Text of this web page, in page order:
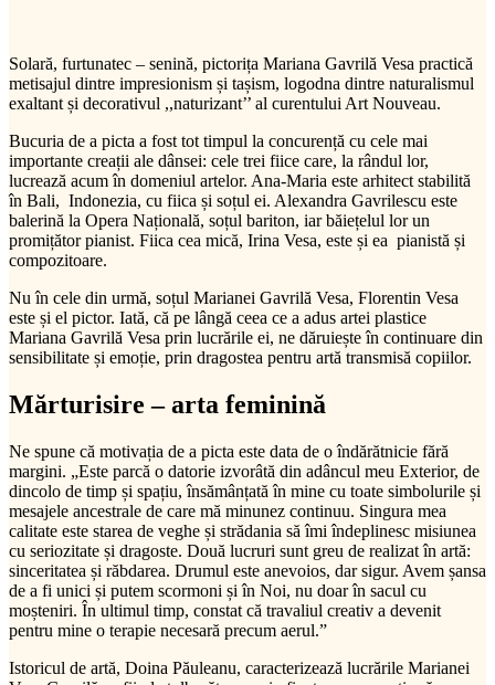
Solară, furtunatec – senină, pictorița Mariana Gavrilă Vesa practică
metisajul dintre impresionism și tașism, logodna dintre naturalismul
exaltant și decorativul ,,naturizant’’ al curentului Art Nouveau.
Bucuria de a picta a fost tot timpul la concurență cu cele mai
importante creații ale dânsei: cele trei fiice care, la rândul lor,
lucrează acum în domeniul artelor. Ana-Maria este arhitect stabilită
în Bali, Indonezia, cu fiica și soțul ei. Alexandra Gavrilescu este
balerină la Opera Națională, soțul bariton, iar băiețelul lor un
promițător pianist. Fiica cea mică, Irina Vesa, este și ea pianistă și
compozitoare.
Nu în cele din urmă, soțul Marianei Gavrilă Vesa, Florentin Vesa
este și el pictor. Iată, că pe lângă ceea ce a adus artei plastice
Mariana Gavrilă Vesa prin lucrările ei, ne dăruiește în continuare din
sensibilitate și emoție, prin dragostea pentru artă transmisă copiilor.
Mărturisire – arta feminină
Ne spune că motivația de a picta este data de o îndărătnicie fără
margini. „Este parcă o datorie izvorâtă din adâncul meu Exterior, de
dincolo de timp și spațiu, însămânțată în mine cu toate simbolurile și
mesajele ancestrale de care mă minunez continuu. Singura mea
calitate este starea de veghe și strădania să îmi îndeplinesc misiunea
cu seriozitate și dragoste. Două lucruri sunt greu de realizat în artă:
sinceritatea și răbdarea. Drumul este anevoios, dar sigur. Avem șansa
de a fi unici și putem scormoni și în Noi, nu doar în sacul cu
moșteniri. În ultimul timp, constat că travaliul creativ a devenit
pentru mine o terapie necesară precum aerul.”
Istoricul de artă, Doina Păuleanu, caracterizează lucrările Marianei